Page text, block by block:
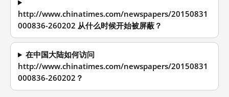
http://www.chinatimes.com/newspapers/20150831
000836-260202 从什么时候开始被屏蔽？
在中国大陆如何访问
http://www.chinatimes.com/newspapers/20150831
000836-260202？